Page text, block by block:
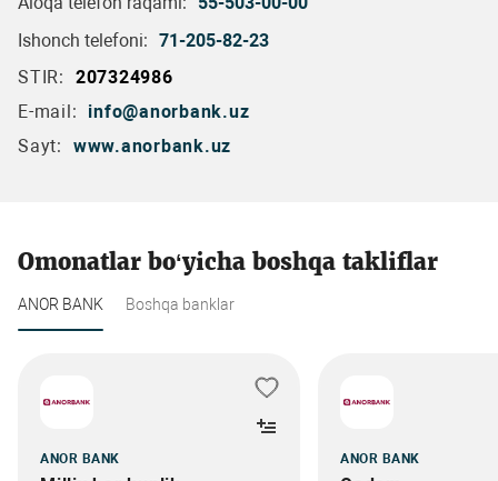
Ishonch telefoni: 71-205-82-23
STIR:
207324986
E-mail:
info@anorbank.uz
Sayt:
www.anorbank.uz
Omonatlar bo‘yicha boshqa takliflar
ANOR BANK Boshqa banklar
ANOR BANK ANOR BANK